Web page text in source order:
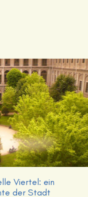
Viertel: ein
der Stadt